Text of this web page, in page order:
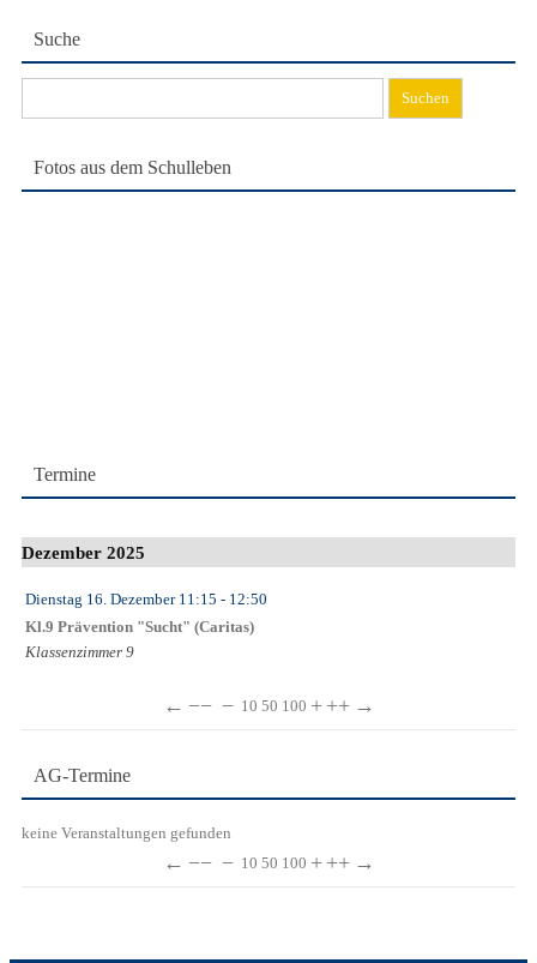
Suche
nach:
Fotos aus dem Schulleben
Termine
Dezember 2025
Dienstag 16. Dezember11:15 - 12:50
Kl.9 Prävention "Sucht" (Caritas)
Klassenzimmer 9
← −− − 10 50 100 + ++ →
AG-Termine
keine Veranstaltungen gefunden
← −− − 10 50 100 + ++ →